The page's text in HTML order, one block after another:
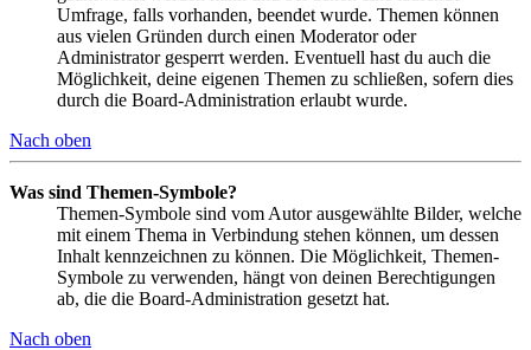
Umfrage, falls vorhanden, beendet wurde. Themen können
aus vielen Gründen durch einen Moderator oder
Administrator gesperrt werden. Eventuell hast du auch die
Möglichkeit, deine eigenen Themen zu schließen, sofern dies
durch die Board-Administration erlaubt wurde.
Nach oben
Was sind Themen-Symbole?
Themen-Symbole sind vom Autor ausgewählte Bilder, welche
mit einem Thema in Verbindung stehen können, um dessen
Inhalt kennzeichnen zu können. Die Möglichkeit, Themen-
Symbole zu verwenden, hängt von deinen Berechtigungen
ab, die die Board-Administration gesetzt hat.
Nach oben